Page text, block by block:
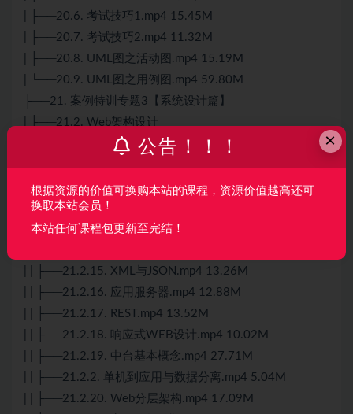
| ├──20.6. 考试技巧1.mp4 15.45M
| ├──20.7. 考试技巧2.mp4 11.32M
| ├──20.8. UML图之活动图.mp4 15.19M
| └──20.9. UML图之用例图.mp4 59.80M
├──21. 案例特训专题3【系统设计篇】
| ├──21.2. Web架构设计
| | ├──21.2.1. 内容提要.mp4 11.07M
| | ├──21.2.10.Redis数据类型.mp4 16.87M
| | ├──21.2.11.Redis数据淘汰算法
.mp4 17.04M
| | ├──21.2.12. Redis数据持久化RDB与AOF.mp4 19.27M
| | ├──21.2.13. Redis常见问题.mp4 23.59M
| | ├──21.2.15. XML与JSON.mp4 13.26M
| | ├──21.2.16. 应用服务器.mp4 12.88M
| | ├──21.2.17. REST.mp4 13.52M
| | ├──21.2.18. 响应式WEB设计.mp4 10.02M
| | ├──21.2.19. 中台基本概念.mp4 27.71M
| | ├──21.2.2. 单机到应用与数据分离.mp4 5.04M
| | ├──21.2.20. Web分层架构.mp4 17.09M
×
公告！！！
根据资源的价值可换购本站的课程，资源价值越高还可
换取本站会员！
本站任何课程包更新至完结！